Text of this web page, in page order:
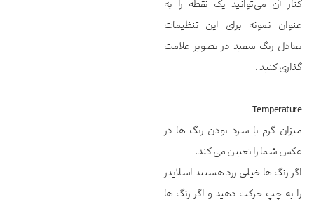
کنار آن می‌توانید یک نقطه را به
عنوان نمونه برای این تنظیمات
تعادل رنگ سفید در تصویر علامت
گذاری کنید .
Temperature
میزان گرم یا سرد بودن رنگ ها در
عکس شما را تعیین می کند.
اگر رنگ ها خیلی زرد هستند اسلایدر
را به چپ حرکت دهید و اگر رنگ ها